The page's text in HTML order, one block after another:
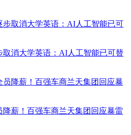
取消大学英语：AI人工智能已可替
降薪！百强车商兰天集团回应暴雷